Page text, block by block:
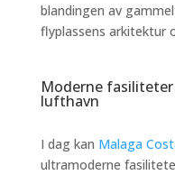
blandingen av
flyplassens arkitektur
Moderne fasiliteter
lufthavn
I dag kan Malaga
ultramoderne